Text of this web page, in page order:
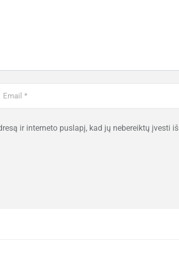
ir interneto puslapį, kad jų nebereiktų įvesti iš